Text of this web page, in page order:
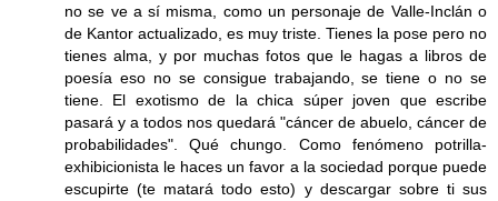
no se ve a sí misma, como un personaje de Valle-Inclán o
de Kantor actualizado, es muy triste. Tienes la pose pero no
tienes alma, y por muchas fotos que le hagas a libros de
poesía eso no se consigue trabajando, se tiene o no se
tiene. El exotismo de la chica súper joven que escribe
pasará y a todos nos quedará "cáncer de abuelo, cáncer de
probabilidades". Qué chungo. Como fenómeno potrilla-
exhibicionista le haces un favor a la sociedad porque puede
escupirte (te matará todo esto) y descargar sobre ti sus